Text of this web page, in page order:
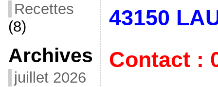
Recettes
(8)
Archives
juillet 2026
43150
Contact :